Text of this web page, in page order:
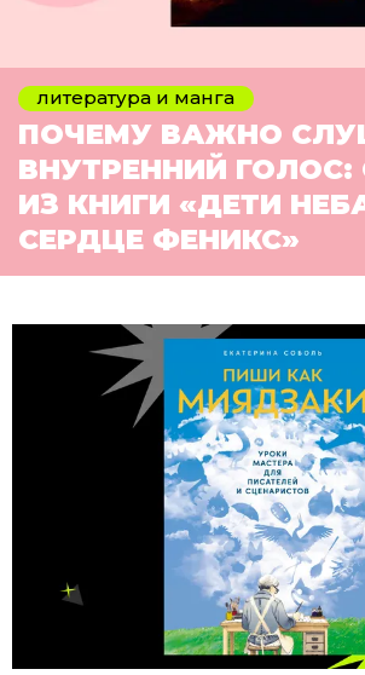
литература и манга
ПОЧЕМУ ВАЖНО
ВНУТРЕННИЙ
ИЗ КНИГИ «ДЕТИ
СЕРДЦЕ ФЕНИКС»